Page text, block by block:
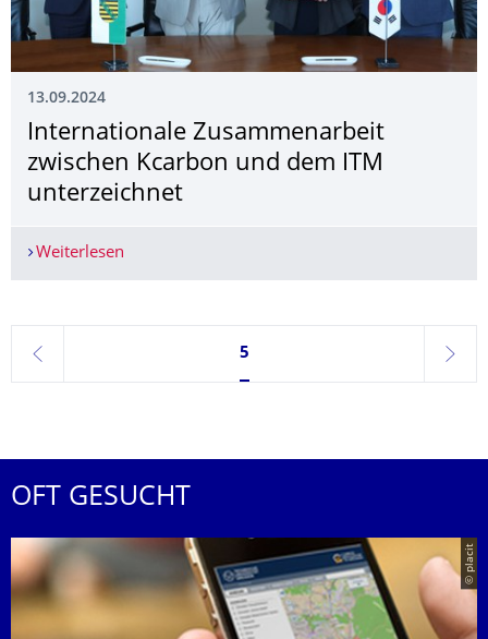
13.09.2024
Internationale Zusammenarbeit
zwischen Kcarbon und dem ITM
unterzeichnet
Weiterlesen
zurück
Seite 5, aktuell ausgewählt
5
weiter
OFT GESUCHT
© placit